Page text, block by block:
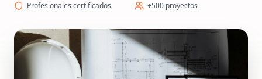
Profesionales certificados
+500 proyectos